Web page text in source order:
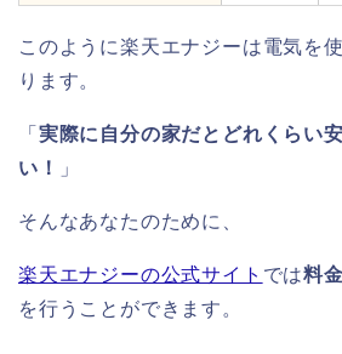
このように楽天エナジーは電気を
ります。
「 実際に自分の家だとどれくらい
い！
」
そんなあなたのために、
楽天エナジーの公式サイト では料
を行うことができます。